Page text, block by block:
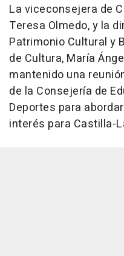
La viceconsejera de
Teresa Olmedo, y la
Patrimonio Cultural y
de Cultura, María
mantenido una
de la Consejería de
Deportes para
interés para Castilla-